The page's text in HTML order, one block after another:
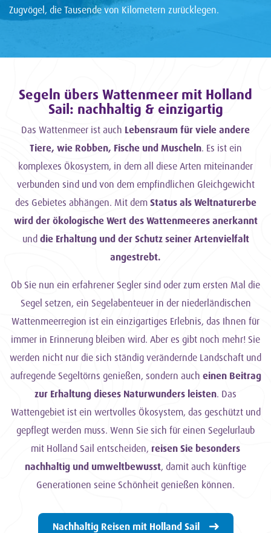
Zugvögel, die Tausende von Kilometern zurücklegen.
Segeln übers Wattenmeer mit Holland
Sail: nachhaltig & einzigartig
Das Wattenmeer ist auch Lebensraum für viele andere
Tiere, wie Robben, Fische und Muscheln. Es ist ein
komplexes Ökosystem, in dem all diese Arten miteinander
verbunden sind und von dem empfindlichen Gleichgewicht
des Gebietes abhängen. Mit dem Status als Weltnaturerbe
wird der ökologische Wert des Wattenmeeres anerkannt
und die Erhaltung und der Schutz seiner Artenvielfalt
angestrebt.
Ob Sie nun ein erfahrener Segler sind oder zum ersten Mal die
Segel setzen, ein Segelabenteuer in der niederländischen
Wattenmeerregion ist ein einzigartiges Erlebnis, das Ihnen für
immer in Erinnerung bleiben wird. Aber es gibt noch mehr! Sie
werden nicht nur die sich ständig verändernde Landschaft und
aufregende Segeltörns genießen, sondern auch einen Beitrag
zur Erhaltung dieses Naturwunders leisten. Das
Wattengebiet ist ein wertvolles Ökosystem, das geschützt und
gepflegt werden muss. Wenn Sie sich für einen Segelurlaub
mit Holland Sail entscheiden, reisen Sie besonders
nachhaltig und umweltbewusst, damit auch künftige
Generationen seine Schönheit genießen können.
Nachhaltig Reisen mit Holland Sail